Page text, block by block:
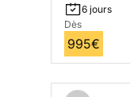
6 jours
Dès
995€